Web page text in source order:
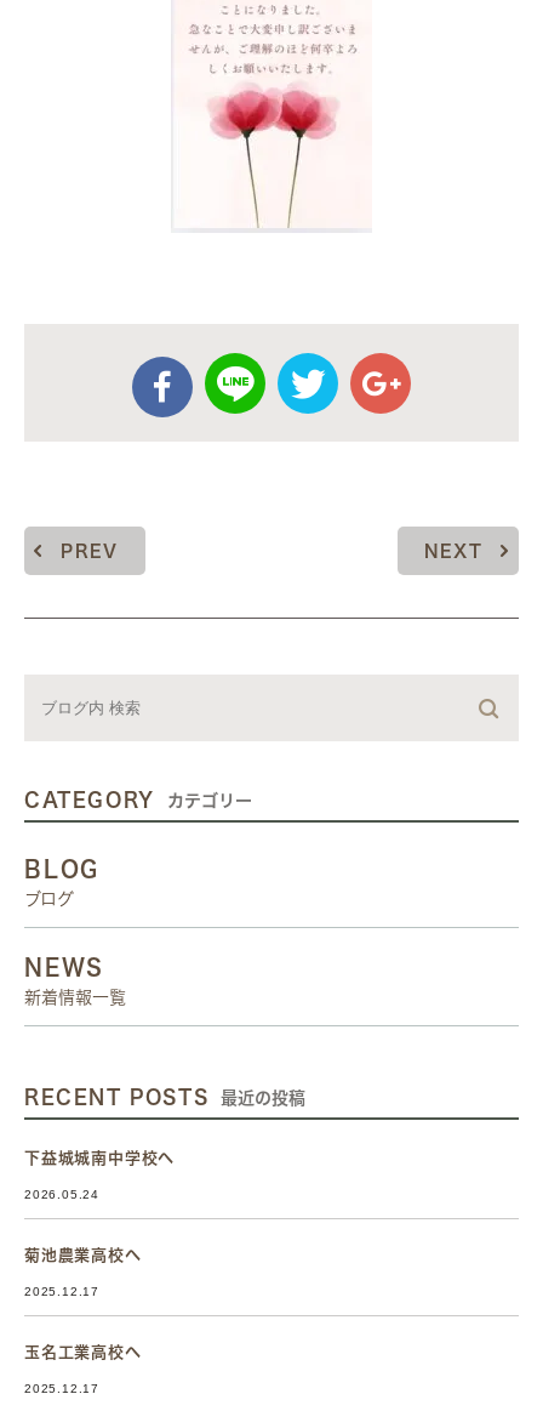
PREV NEXT
CATEGORY カテゴリー
BLOG
ブログ
NEWS
新着情報一覧
RECENT POSTS 最近の投稿
下益城城南中学校へ
2026.05.24
菊池農業高校へ
2025.12.17
玉名工業高校へ
2025.12.17